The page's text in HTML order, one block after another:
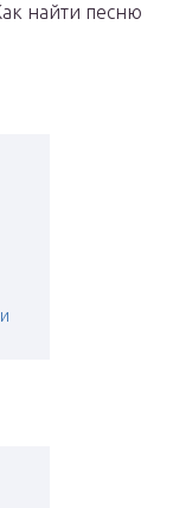
найти песню